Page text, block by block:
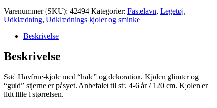
Varenummer (SKU): 42494 Kategorier: Fastelavn, Legetøj,
Udklædning, Udklædnings kjoler og sminke
Beskrivelse
Beskrivelse
Sød Havfrue-kjole med “hale” og dekoration. Kjolen glimter og
“guld” stjerne er påsyet. Anbefalet til str. 4-6 år / 120 cm. Kjolen er
lidt lille i størrelsen.